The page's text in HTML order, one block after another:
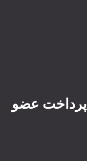
پرداخت عضو